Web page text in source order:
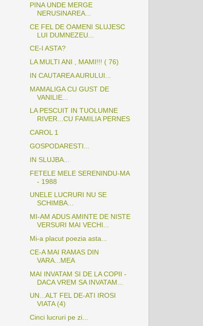
PINA UNDE MERGE
NERUSINAREA...
CE FEL DE OAMENI SLUJESC
LUI DUMNEZEU...
CE-I ASTA?
LA MULTI ANI , MAMI!!! ( 76)
IN CAUTAREA AURULUI...
MAMALIGA CU GUST DE
VANILIE...
LA PESCUIT IN TUOLUMNE
RIVER...CU FAMILIA PERNES
CAROL 1
GOSPODARESTI...
IN SLUJBA...
FETELE MELE SERENINDU-MA
- 1988
UNELE LUCRURI NU SE
SCHIMBA...
MI-AM ADUS AMINTE DE NISTE
VERSURI MAI VECHI...
Mi-a placut poezia asta...
CE-A MAI RAMAS DIN
VARA...MEA
MAI INVATAM SI DE LA COPII -
DACA VREM SA INVATAM...
UN...ALT FEL DE-ATI IROSI
VIATA (4)
Cinci lucruri pe zi...